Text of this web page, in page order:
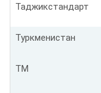
Таджикстандарт
Туркменистан
TM